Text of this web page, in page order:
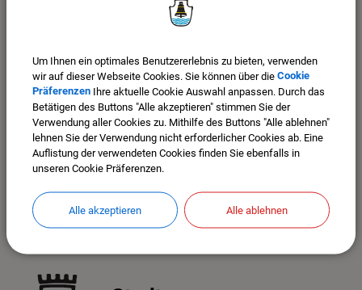
Bitte aktivieren Sie "OpenStreetMap" in Ihren Cookie
Einstellungen.
COOKIES ANPASSEN
Um Ihnen ein optimales Benutzererlebnis zu bieten, verwenden
wir auf dieser Webseite Cookies. Sie können über die Cookie
Präferenzen Ihre aktuelle Cookie Auswahl anpassen. Durch das
Betätigen des Buttons "Alle akzeptieren" stimmen Sie der
Verwendung aller Cookies zu. Mithilfe des Buttons "Alle ablehnen"
lehnen Sie der Verwendung nicht erforderlicher Cookies ab. Eine
Auflistung der verwendeten Cookies finden Sie ebenfalls in
unseren Cookie Präferenzen.
Alle akzeptieren Alle ablehnen